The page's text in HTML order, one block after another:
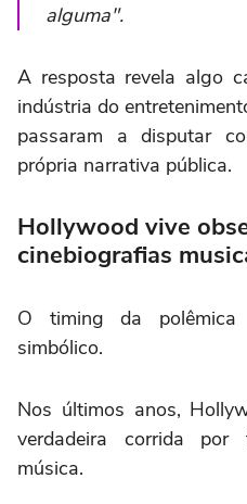
alguma".
A resposta revela algo
indústria do
passaram a disputar
própria narrativa pública.
Hollywood vive
cinebiografias
O timing da
simbólico.
Nos últimos anos,
verdadeira corrida
música.